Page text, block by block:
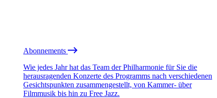
Abonnements
Wie jedes Jahr hat das Team der Philharmonie für Sie die
herausragenden Konzerte des Programms nach verschiedenen
Gesichtspunkten zusammengestellt, von Kammer- über
Filmmusik bis hin zu Free Jazz.